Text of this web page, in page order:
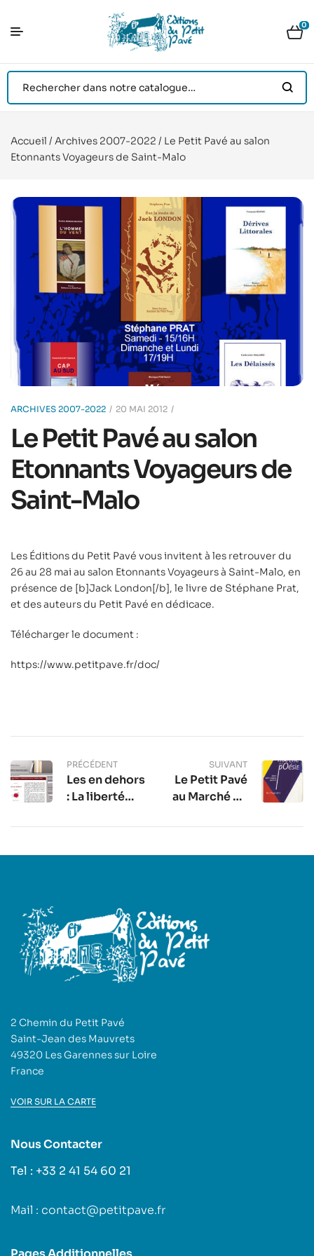
0
Accueil / Archives 2007-2022 / Le Petit Pavé au salon
Etonnants Voyageurs de Saint-Malo
ARCHIVES 2007-2022 20 MAI 2012
Le Petit Pavé au salon
Etonnants Voyageurs de
Saint-Malo
Les Éditions du Petit Pavé vous invitent à les retrouver du
26 au 28 mai au salon Etonnants Voyageurs à Saint-Malo, en
présence de [b]Jack London[/b], le livre de Stéphane Prat,
et des auteurs du Petit Pavé en dédicace.
Télécharger le document :
https://www.petitpave.fr/doc/
PRÉCÉDENT
Les en dehors
: La liberté
– Stéphane
SUIVANT
Le Petit Pavé
au Marché de
place St-
2 Chemin du Petit Pavé
Saint-Jean des Mauvrets
49320 Les Garennes sur Loire
France
VOIR SUR LA CARTE
Nous Contacter
Tel : +33 2 41 54 60 21
Mail : contact@petitpave.fr